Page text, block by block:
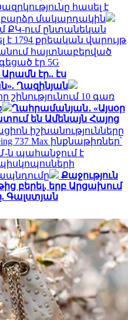
հասել է
մակարդակին
ՔԿ-ում ընտանեկան
է 1794 քրեական վարույթ
հայտնաբերված
էր 5G
էր.. էս
Ղազինյան
10 գառ
Ղահրամանյան․ «Այսօր
են Ամենայն Հայոց
իշխանությունները
737 Max ինքնաթիռներ՝
ն պահանջում է
Քաջություն
բերել, երբ Արցախում
Գալստյան